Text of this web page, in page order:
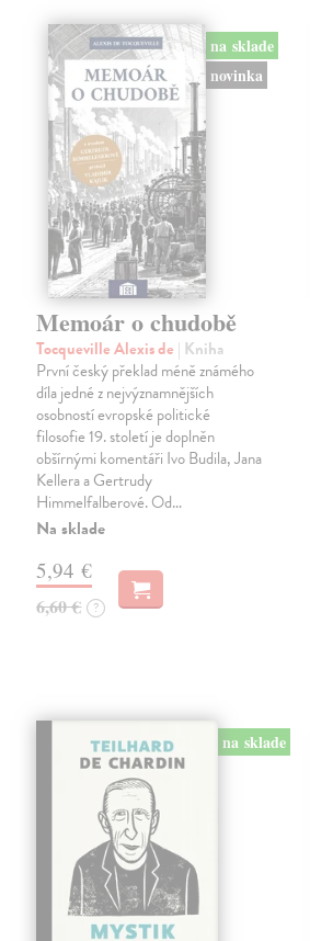
na sklade
novinka
Memoár o chudobě
Tocqueville Alexis de | Kniha
První český překlad méně známého
díla jedné z nejvýznamnějších
osobností evropské politické
filosofie 19. století je doplněn
obšírnými komentáři Ivo Budila, Jana
Kellera a Gertrudy
Himmelfalberové. Od…
Na sklade
5,94 €
6,60 € ?
na sklade